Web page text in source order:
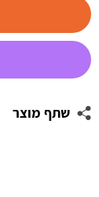
אישי
סופיה
שתף מוצר